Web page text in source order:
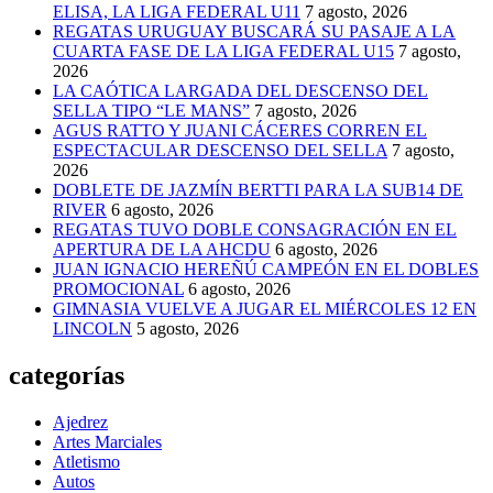
ELISA, LA LIGA FEDERAL U11 7 agosto, 2026
REGATAS URUGUAY BUSCARÁ SU PASAJE A LA
CUARTA FASE DE LA LIGA FEDERAL U15 7 agosto,
2026
LA CAÓTICA LARGADA DEL DESCENSO DEL
SELLA TIPO “LE MANS” 7 agosto, 2026
AGUS RATTO Y JUANI CÁCERES CORREN EL
ESPECTACULAR DESCENSO DEL SELLA 7 agosto,
2026
DOBLETE DE JAZMÍN BERTTI PARA LA SUB14 DE
RIVER 6 agosto, 2026
REGATAS TUVO DOBLE CONSAGRACIÓN EN EL
APERTURA DE LA AHCDU 6 agosto, 2026
JUAN IGNACIO HEREÑÚ CAMPEÓN EN EL DOBLES
PROMOCIONAL 6 agosto, 2026
GIMNASIA VUELVE A JUGAR EL MIÉRCOLES 12 EN
LINCOLN 5 agosto, 2026
categorías
Ajedrez
Artes Marciales
Atletismo
Autos